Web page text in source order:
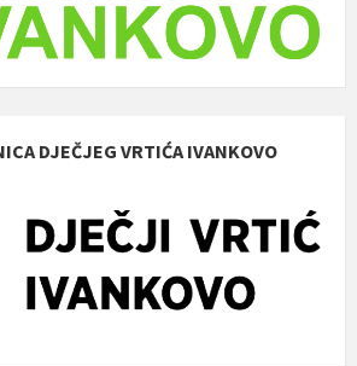
DJEČJEG VRTIĆA IVANKOVO